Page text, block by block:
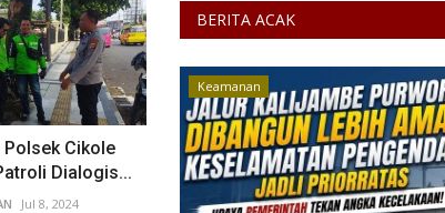
Polsek Cikole
Dialogis...
Jul 8, 2024
BERITA ACAK
Keamanan